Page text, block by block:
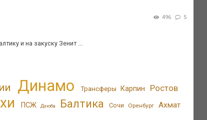
496 5
и на закуску Зенит ...
Динамо Трансферы Карпин Ростов
ПСЖ Дзюба Балтика Сочи Оренбург Ахмат